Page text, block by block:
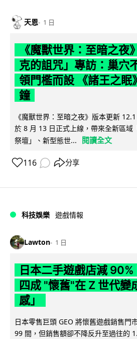
天恩 1 日
《魔獸世界：至暗之夜
克的詛咒」專訪：巢穴
領門檻而設 《諸王之眠
鐘
《魔獸世界：至暗之夜》版本更新
於 8 月 13 日正式上線，帶來全新區域
祭壇」、新型態世...
閱讀全文
116 分享
科技娛樂 遊戲情報
Lawton 1 日
日本二手遊戲店減
四成 "懷舊"在 Z 世代變
感」
日本零售巨頭 GEO 將懷舊遊戲銷售門
99 間，但銷售額卻不降反升至過往的